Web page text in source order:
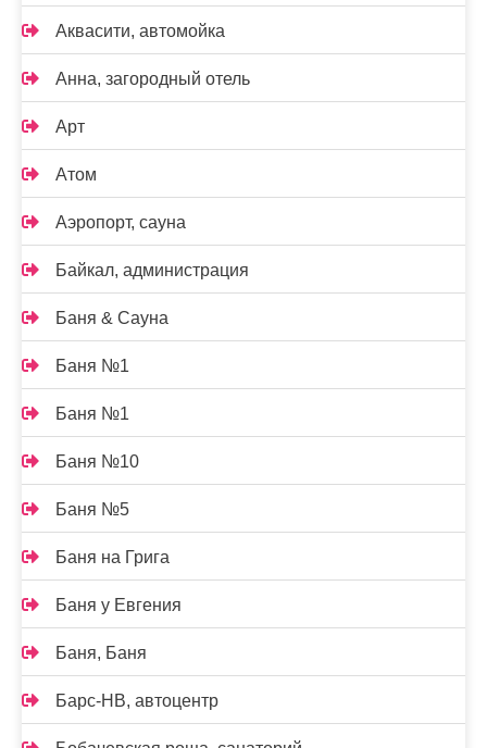
Аквасити, автомойка
Анна, загородный отель
Арт
Атом
Аэропорт, сауна
Байкал, администрация
Баня & Сауна
Баня №1
Баня №1
Баня №10
Баня №5
Баня на Грига
Баня у Евгения
Баня, Баня
Барс-НВ, автоцентр